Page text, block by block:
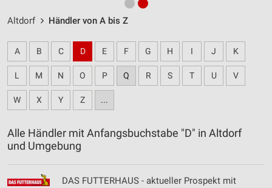
Altdorf Händler von A bis Z
A B C D E F G H I J K
L M N O P Q R S T U V
W X Y Z ...
Alle Händler mit Anfangsbuchstabe "D" in Altdorf
und Umgebung
DAS FUTTERHAUS - aktueller Prospekt mit